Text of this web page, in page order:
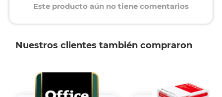
Este producto aún no tiene comentarios
Nuestros clientes también compraron